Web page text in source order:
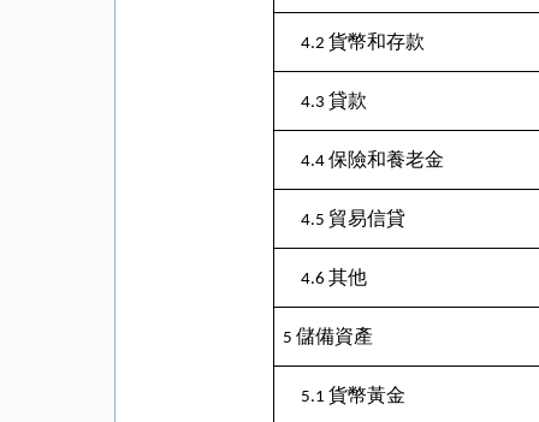
4.2 貨幣和存款
4.3 貸款
4.4 保險和養老金
4.5 貿易信貸
4.6 其他
5儲備資產
5.1 貨幣黃金